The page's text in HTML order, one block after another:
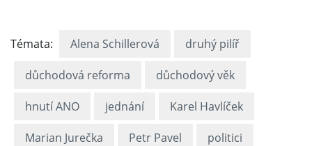
Témata: Alena Schillerová druhý pilíř
důchodová reforma důchodový věk
hnutí ANO jednání Karel Havlíček
Marian Jurečka Petr Pavel politici